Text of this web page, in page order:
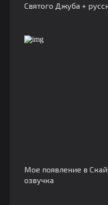
Святого Джуба +
Мое появление в
озвучка